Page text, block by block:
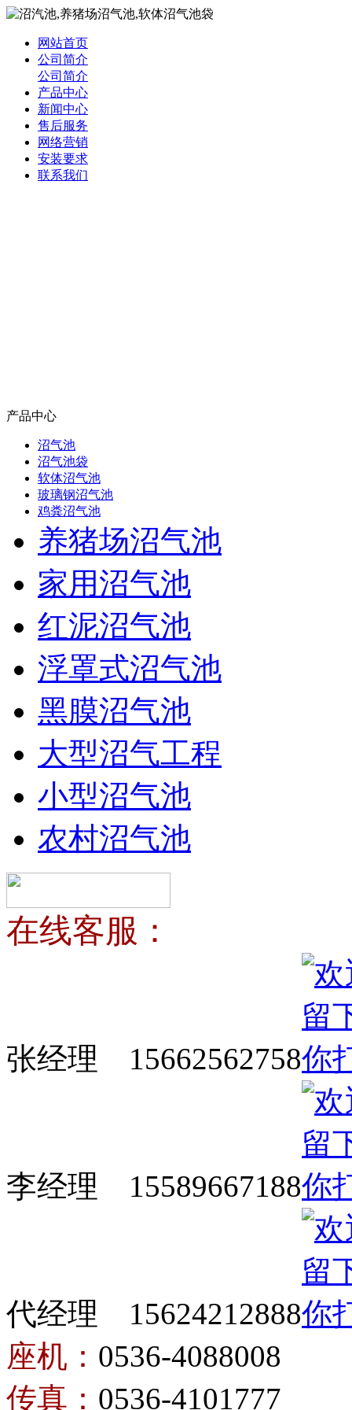
网站首页
公司简介
公司简介
产品中心
新闻中心
售后服务
网络营销
安装要求
联系我们
产品中心
沼气池
沼气池袋
软体沼气池
玻璃钢沼气池
鸡粪沼气池
养猪场沼气池
家用沼气池
红泥沼气池
浮罩式沼气池
黑膜沼气池
大型沼气工程
小型沼气池
农村沼气池
在线客服：
张经理 15662562758
李经理 15589667188
代经理 15624212888
座机： 0536-4088008
传真： 0536-4101777